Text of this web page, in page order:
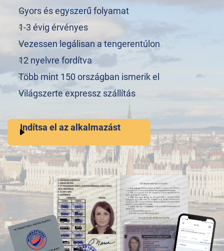
Gyors és egyszerű folyamat
1-3 évig érvényes
Vezessen legálisan a tengerentúlon
12 nyelvre fordítva
Több mint 150 országban ismerik el
Világszerte expressz szállítás
Indítsa el az alkalmazást